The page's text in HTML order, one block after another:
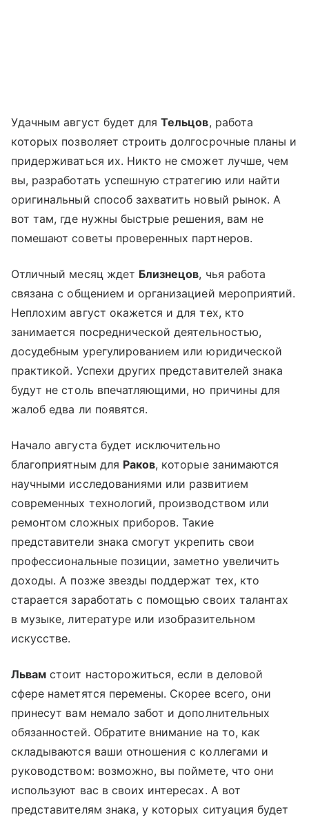
Удачным август будет дляТельцов, работа
которых позволяет строить долгосрочные планы и
придерживаться их. Никто не сможет лучше, чем
вы, разработать успешную стратегию или найти
оригинальный способ захватить новый рынок. А
вот там, где нужны быстрые решения, вам не
помешают советы проверенных партнеров.
Отличный месяц ждет Близнецов, чья работа
связана с общением и организацией мероприятий.
Неплохим август окажется и для тех, кто
занимается посреднической деятельностью,
досудебным урегулированием или юридической
практикой. Успехи других представителей знака
будут не столь впечатляющими, но причины для
жалоб едва ли появятся.
Начало августа будет исключительно
благоприятным для Раков, которые занимаются
научными исследованиями или развитием
современных технологий, производством или
ремонтом сложных приборов. Такие
представители знака смогут укрепить свои
профессиональные позиции, заметно увеличить
доходы. А позже звезды поддержат тех, кто
старается заработать с помощью своих талантах
в музыке, литературе или изобразительном
искусстве.
Львам стоит насторожиться, если в деловой
сфере наметятся перемены. Скорее всего, они
принесут вам немало забот и дополнительных
обязанностей. Обратите внимание на то, как
складываются ваши отношения с коллегами и
руководством: возможно, вы поймете, что они
используют вас в своих интересах. А вот
представителям знака, у которых ситуация будет